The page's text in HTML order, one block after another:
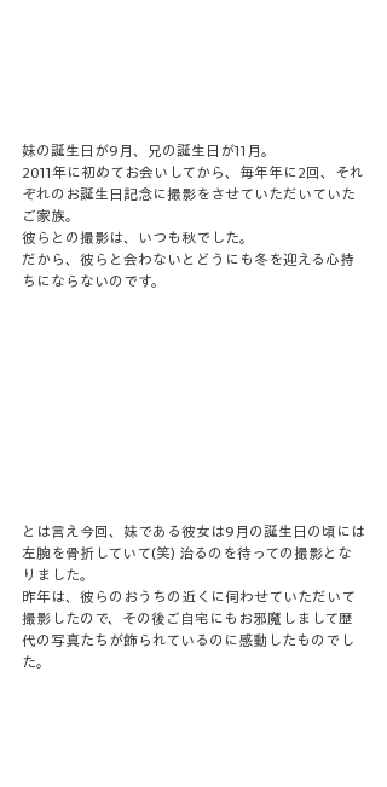
妹の誕生日が9月、兄の誕生日が11月。
2011年に初めてお会いしてから、毎年年に2回、それ
ぞれのお誕生日記念に撮影をさせていただいていた
ご家族。
彼らとの撮影は、いつも秋でした。
だから、彼らと会わないとどうにも冬を迎える心持
ちにならないのです。
とは言え今回、妹である彼女は9月の誕生日の頃には
左腕を骨折していて(笑) 治るのを待っての撮影とな
りました。
昨年は、彼らのおうちの近くに伺わせていただいて
撮影したので、その後ご自宅にもお邪魔しまして歴
代の写真たちが飾られているのに感動したものでし
た。